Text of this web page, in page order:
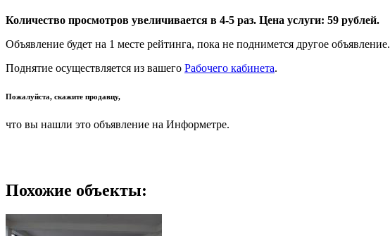
Количество просмотров увеличивается в 4-5 раз. Цена услуги: 59 рублей.
Объявление будет на 1 месте рейтинга, пока не поднимется другое объявление.
Поднятие осуществляется из вашего Рабочего кабинета.
Пожалуйста, скажите продавцу,
что вы нашли это объявление на Информетре.
Похожие объекты: